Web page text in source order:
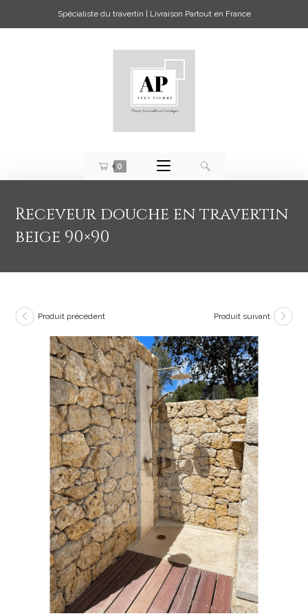
Spécialiste du travertin | Livraison Partout en France
0
Receveur douche en travertin
beige 90×90
Produit précédent Produit suivant